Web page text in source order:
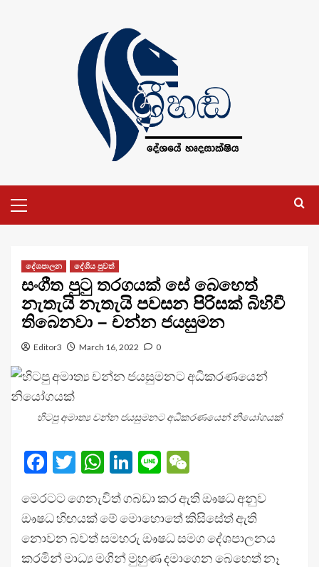
Menu
දේශපාලන දේශීය පුවත්
සංගීත පුටු තරගයක් සේ බෙහෙත්
නැතැයි නැතැයි පවසන පිරිසක් බිහිවී
තිබෙනවා – චන්න ජයසුමන
Editor3 March 16, 2022 0
හිටපු අමාත්‍ය චන්න ජයසුමනට අධිකරණයෙන් නියෝගයක්
Facebook
Twitter
WhatsApp
LinkedIn
Line
මෙරටට ගෙනැවිත් ගබඩා කර ඇති ඖෂධ අනුව
ඖෂධ හිඟයක් මේ මොහොතේ කිසිසේත් ඇති
නොවන බවත් සමහරු ඖෂධ සමග දේශපාලනය
කරමින් මාධ්‍ය මගින් මුහුණ දමාගෙන බෙහෙත් නෑ